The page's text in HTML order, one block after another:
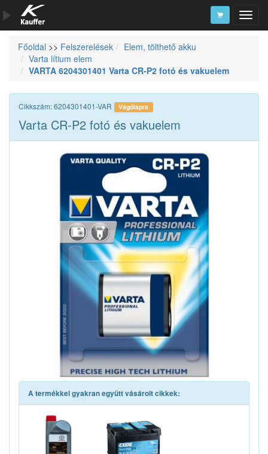
Szerszámkatalógus
Kosár
Alkatrészek
Főoldal >> Felszerelések
Elem, tölthető akku
Varta lítium elem
VARTA 6204301401 Varta CR-P2 fotó és vakuelem
Cikkszám: 6204301401-VAR Vágólapra
Varta CR-P2 fotó és vakuelem
A termékkel gyakran együtt vásárolt cikkek: